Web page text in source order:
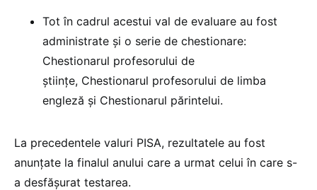
Tot în cadrul acestui val de evaluare au fost
administrate și o serie de chestionare:
Chestionarul profesorului de
științe, Chestionarul profesorului de limba
engleză și Chestionarul părintelui.
La precedentele valuri PISA, rezultatele au fost
anunțate la finalul anului care a urmat celui în care s-
a desfășurat testarea.